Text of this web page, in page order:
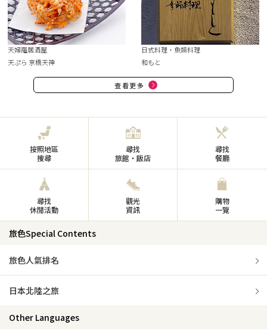
天婦羅居酒屋
天ぷら 京橋天神
日式料理・魚類料理
和もと
查看更多
按照地區
搜尋
尋找
旅館・飯店
尋找
餐廳
尋找
休閒活動
觀光
資訊
購物
一覽
旅色Special Contents
旅色人氣排名
日本北陸之旅
Other Languages